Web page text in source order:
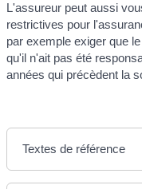
L'assureur peut aussi
restrictives pour
par exemple exiger que
qu'il n'ait pas été
années qui précèdent la
Textes de référence